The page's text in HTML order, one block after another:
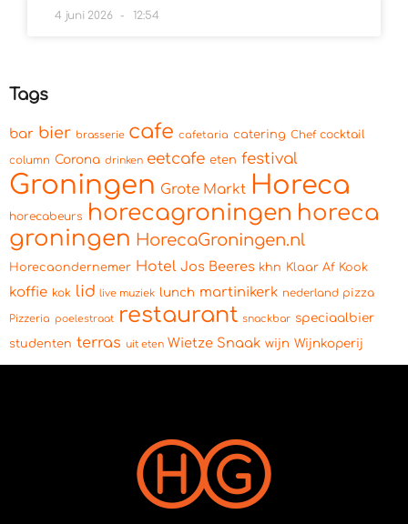
4 juni 2026 12:54
Tags
bar bier brasserie cafe cafetaria catering Chef cocktail
column Corona drinken eetcafe eten festival
Groningen Grote Markt Horeca
horecabeurs horecagroningen horeca
groningen HorecaGroningen.nl
Horecaondernemer Hotel Jos Beeres khn Klaar Af Kook
koffie kok lid live muziek lunch martinikerk nederland pizza
Pizzeria poelestraat restaurant snackbar speciaalbier
studenten terras uit eten Wietze Snaak wijn Wijnkoperij